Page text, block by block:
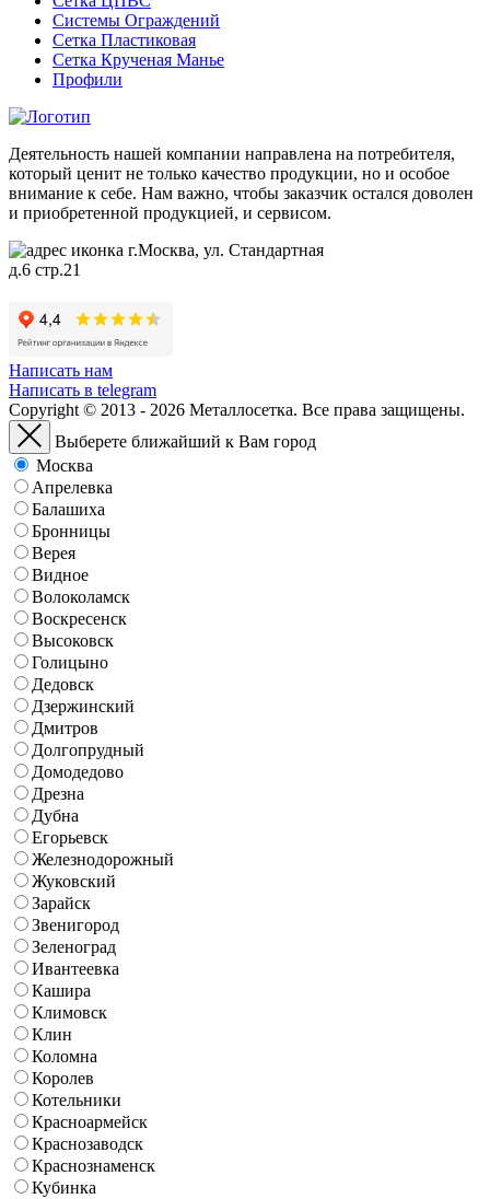
Системы Ограждений
Сетка Пластиковая
Сетка Крученая Манье
Профили
Деятельность нашей компании направлена на потребителя,
который ценит не только качество продукции, но и особое
внимание к себе. Нам важно, чтобы заказчик остался доволен
и приобретенной продукцией, и сервисом.
г.Москва, ул. Стандартная
д.6 стр.21
Написать нам
Написать в telegram
Copyright © 2013 - 2026 Металлосетка. Все права защищены.
Выберете ближайший к Вам город
Москва
Апрелевка
Балашиха
Бронницы
Верея
Видное
Волоколамск
Воскресенск
Высоковск
Голицыно
Дедовск
Дзержинский
Дмитров
Долгопрудный
Домодедово
Дрезна
Дубна
Егорьевск
Железнодорожный
Жуковский
Зарайск
Звенигород
Зеленоград
Ивантеевка
Кашира
Климовск
Клин
Коломна
Королев
Котельники
Красноармейск
Краснозаводск
Краснознаменск
Кубинка